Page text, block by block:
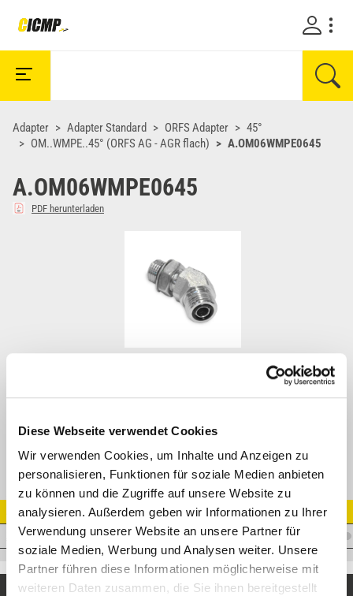
Diese Webseite verwendet Cookies
Wir verwenden Cookies, um Inhalte und Anzeigen zu
personalisieren, Funktionen für soziale Medien anbieten
zu können und die Zugriffe auf unsere Website zu
analysieren. Außerdem geben wir Informationen zu Ihrer
Verwendung unserer Website an unsere Partner für
soziale Medien, Werbung und Analysen weiter. Unsere
Partner führen diese Informationen möglicherweise mit
weiteren Daten zusammen, die Sie ihnen bereitgestellt
Adapter Adapter Standard ORFS Adapter
45°
OM..WMPE..45° (ORFS AG - AGR flach)
A.OM06WMPE0645
A.OM06WMPE0645
PDF herunterladen
Artikel Nr.
A.OM06WMPE0645